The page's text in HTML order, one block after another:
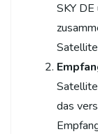
SKY
das